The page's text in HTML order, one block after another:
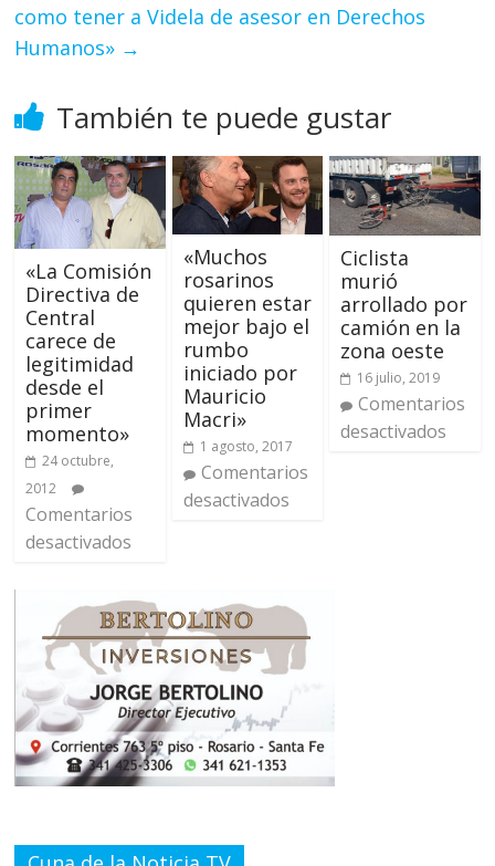
como tener a Videla de asesor en Derechos
Humanos» →
También te puede gustar
«La Comisión
Directiva de
Central
carece de
legitimidad
desde el
primer
momento»
24 octubre,
2012
Comentarios
desactivados
«Muchos
rosarinos
quieren estar
mejor bajo el
rumbo
iniciado por
Mauricio
Macri»
1 agosto, 2017
Comentarios
desactivados
Ciclista
murió
arrollado por
camión en la
zona oeste
16 julio, 2019
Comentarios
desactivados